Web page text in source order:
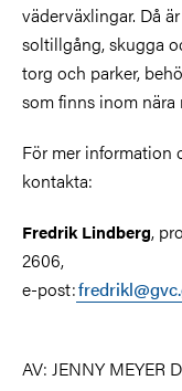
väderväxlingar. Då
soltillgång, skugga
torg och parker,
som finns inom
För mer information
kontakta:
Fredrik Lindberg,
2606,
e-post:
AV: JENNY MEYER